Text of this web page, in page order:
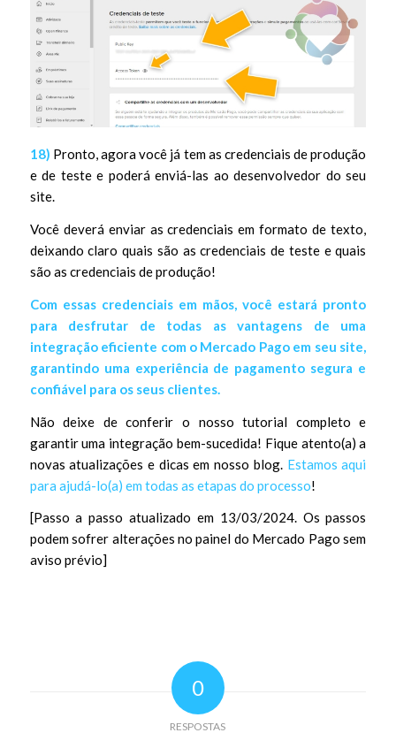
18) Pronto, agora você já tem as credenciais de produção
e de teste e poderá enviá-las ao desenvolvedor do seu
site.
Você deverá enviar as credenciais em formato de texto,
deixando claro quais são as credenciais de teste e quais
são as credenciais de produção!
Com essas credenciais em mãos, você estará pronto
para desfrutar de todas as vantagens de uma
integração eficiente com o Mercado Pago em seu site,
garantindo uma experiência de pagamento segura e
confiável para os seus clientes.
Não deixe de conferir o nosso tutorial completo e
garantir uma integração bem-sucedida! Fique atento(a) a
novas atualizações e dicas em nosso blog. Estamos aqui
para ajudá-lo(a) em todas as etapas do processo!
[Passo a passo atualizado em 13/03/2024. Os passos
podem sofrer alterações no painel do Mercado Pago sem
aviso prévio]
0
RESPOSTAS